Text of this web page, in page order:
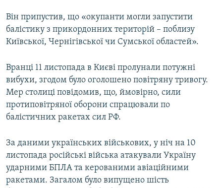
Він припустив, що «окупанти могли запустити
балістику з прикордонних територій – поблизу
Київської, Чернігівської чи Сумської областей».
Вранці 11 листопада в Києві пролунали потужні
вибухи, згодом було оголошено повітряну тривогу.
Мер столиці повідомив, що, ймовірно, сили
протиповітряної оборони спрацювали по
балістичних ракетах сил РФ.
За даними українських військових, у ніч на 10
листопада російські війська атакували Україну
ударними БПЛА та керованими авіаційними
ракетами. Загалом було випущено шість